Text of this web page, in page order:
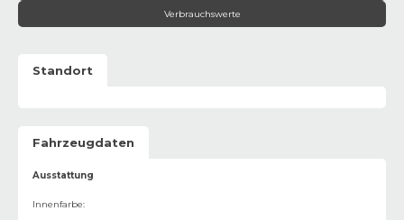
Verbrauchswerte
Standort
Fahrzeugdaten
Ausstattung
Innenfarbe: